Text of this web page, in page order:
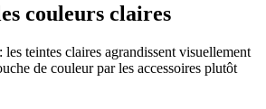
couleurs claires
teintes claires agrandissent visuellement
de couleur par les accessoires plutôt